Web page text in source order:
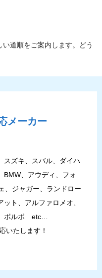
道順をご案内します。どう
メーカー
スズキ、スバル、ダイハ
BMW、アウディ、フォ
、ジャガー、ランドロー
ト、アルファロメオ、
ボルボ etc…
いたします！